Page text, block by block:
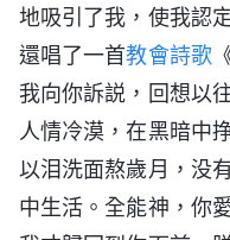
地吸引了我，使我認
還唱了一首教會詩歌
我向你訴説，回想以
人情冷漠，在黑暗中
以泪洗面熬歲月，没
中生活。全能神，你